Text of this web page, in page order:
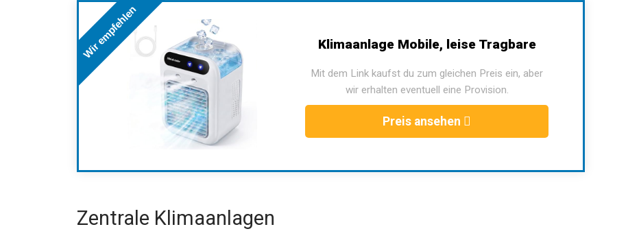
Wir empfehlen Klimaanlage Mobile, leise Tragbare
Mit dem Link kaufst du zum gleichen Preis ein, aber
wir erhalten eventuell eine Provision.
Preis ansehen
Zentrale Klimaanlagen